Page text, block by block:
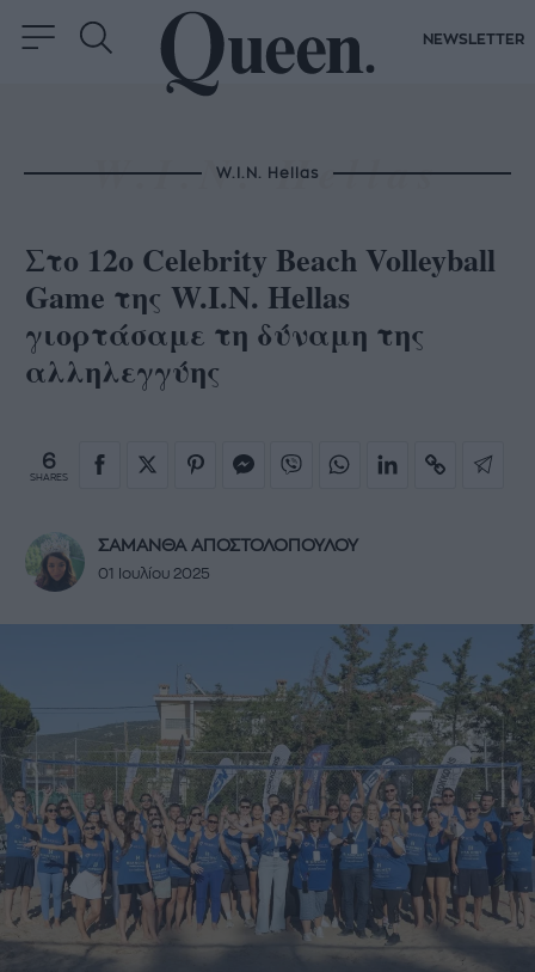
NEWSLETTER
W.I.N. Hellas
Στο 12ο Celebrity Beach Volleyball
Game της W.I.N. Hellas
γιορτάσαμε τη δύναμη της
αλληλεγγύης
6
SHARES
ΣΑΜΑΝΘΑ ΑΠΟΣΤΟΛΟΠΟΥΛΟΥ
01 Ιουλίου 2025